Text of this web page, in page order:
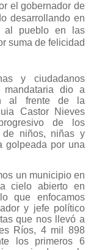
el gobernador de
desarrollando en
al pueblo en las
suma de felicidad
y ciudadanos
dio a
al frente de la
Castor Nieves
de los
de niños, niñas y
golpeada por una
un municipio en
cielo abierto en
que enfocamos
y jefe político
que nos llevó a
Ríos, 4 mil 898
los primeros 6